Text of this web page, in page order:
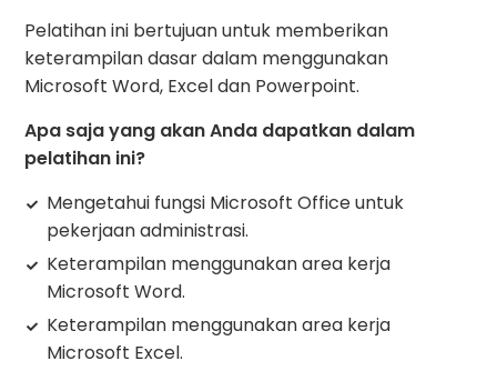
Pelatihan ini bertujuan untuk memberikan
keterampilan dasar dalam menggunakan
Microsoft Word, Excel dan Powerpoint.
Apa saja yang akan Anda dapatkan dalam
pelatihan ini?
Mengetahui fungsi Microsoft Office untuk
pekerjaan administrasi.
Keterampilan menggunakan area kerja
Microsoft Word.
Keterampilan menggunakan area kerja
Microsoft Excel.